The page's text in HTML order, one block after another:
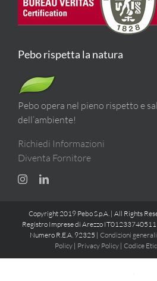
Pebo rispetta la natura
Pebo opera nel pieno rispetto e
dell’ambiente!
Richiedi Informazioni
Diventa Fornitore
Copyright 2019 Pebo S.p.A. | All Rights
Registro Imprese di Arezzo IT01233740511
Numero R.E.A. 92325 | Condizioni
Policy| Privacy Policy| Codice